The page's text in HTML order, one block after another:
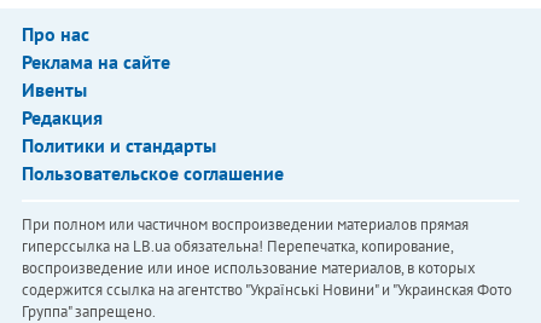
Про нас
Реклама на сайте
Ивенты
Редакция
Политики и стандарты
Пользовательское соглашение
При полном или частичном воспроизведении материалов прямая
гиперссылка на LB.ua обязательна! Перепечатка, копирование,
воспроизведение или иное использование материалов, в которых
содержится ссылка на агентство "Українськi Новини" и "Украинская Фото
Группа" запрещено.